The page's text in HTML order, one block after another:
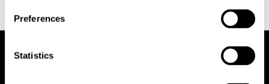
Preferences
Statistics